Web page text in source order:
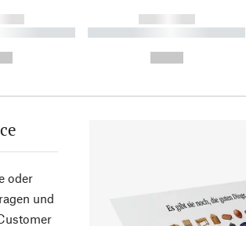
----------
------------
----------- ----------- ----------
oder
und